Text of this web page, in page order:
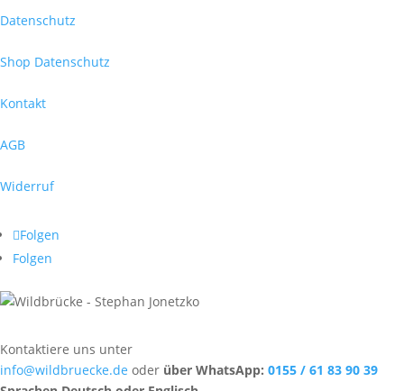
Datenschutz
Shop Datenschutz
Kontakt
AGB
Widerruf
Folgen
Folgen
Kontaktiere uns unter
info@wildbruecke.de oder über WhatsApp: 0155 / 61 83 90 39